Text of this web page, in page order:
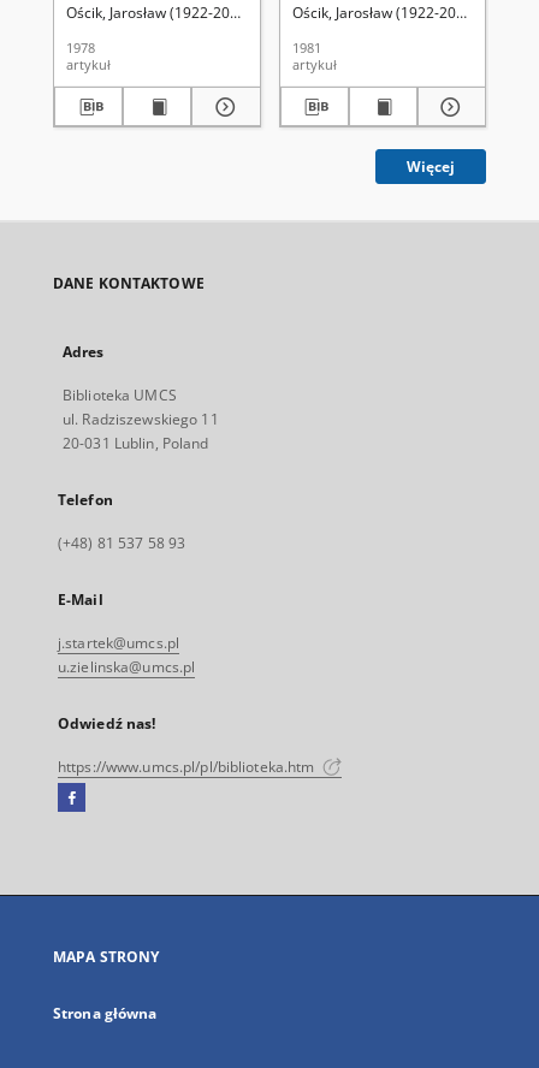
Ościk, Jarosław (1922-2001) Kusak, Ryszard
1978
artykuł
Ościk, Jarosław (1922-2001).
1981
artykuł
Więcej
DANE KONTAKTOWE
Adres
Biblioteka UMCS
ul. Radziszewskiego 11
20-031 Lublin, Poland
Telefon
(+48) 81 537 58 93
E-Mail
j.startek@umcs.pl
u.zielinska@umcs.pl
Odwiedź nas!
https://www.umcs.pl/pl/biblioteka.htm
Facebook
się
karcie
MAPA STRONY
Strona główna